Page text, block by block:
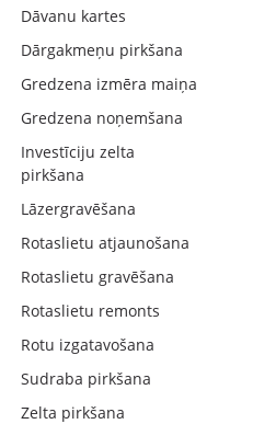
Dāvanu kartes
Dārgakmeņu pirkšana
Gredzena izmēra maiņa
Gredzena noņemšana
Investīciju zelta
pirkšana
Lāzergravēšana
Rotaslietu atjaunošana
Rotaslietu gravēšana
Rotaslietu remonts
Rotu izgatavošana
Sudraba pirkšana
Zelta pirkšana